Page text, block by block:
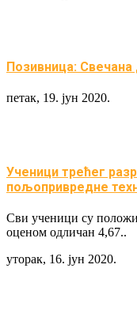
Позивница:
петак, 19. јун 2020.
Ученици трећег
пољопривредне
Сви ученици су
оценом одличан 4,67..
уторак, 16. јун 2020.